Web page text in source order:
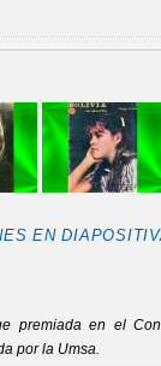
EN
premiada en el
por la Umsa.